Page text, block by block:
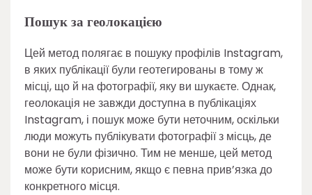
Пошук за геолокацією
Цей метод полягає в пошуку профілів Instagram,
в яких публікації були геотегированы в тому ж
місці, що й на фотографії, яку ви шукаєте. Однак,
геолокація не завжди доступна в публікаціях
Instagram, і пошук може бути неточним, оскільки
люди можуть публікувати фотографії з місць, де
вони не були фізично. Тим не менше, цей метод
може бути корисним, якщо є певна прив’язка до
конкретного місця.